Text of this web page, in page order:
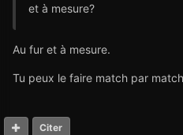
et à mesure?
Au fur et à mesure.
Tu peux le faire match par
Citer